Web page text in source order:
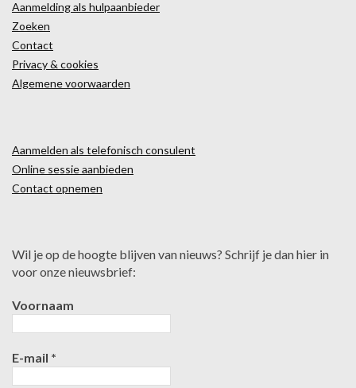
Aanmelding als hulpaanbieder
Zoeken
Contact
Privacy & cookies
Algemene voorwaarden
Aanmelden als telefonisch consulent
Online sessie aanbieden
Contact opnemen
Wil je op de hoogte blijven van nieuws? Schrijf je dan hier in
voor onze nieuwsbrief:
Voornaam
E-mail *